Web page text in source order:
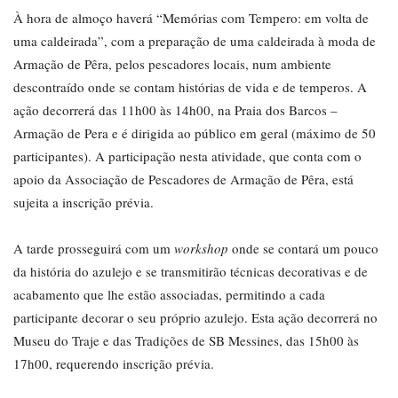
À hora de almoço haverá “Memórias com Tempero: em volta de
uma caldeirada”, com a preparação de uma caldeirada à moda de
Armação de Pêra, pelos pescadores locais, num ambiente
descontraído onde se contam histórias de vida e de temperos. A
ação decorrerá das 11h00 às 14h00, na Praia dos Barcos –
Armação de Pera e é dirigida ao público em geral (máximo de 50
participantes). A participação nesta atividade, que conta com o
apoio da Associação de Pescadores de Armação de Pêra, está
sujeita a inscrição prévia.
A tarde prosseguirá com um workshop onde se contará um pouco
da história do azulejo e se transmitirão técnicas decorativas e de
acabamento que lhe estão associadas, permitindo a cada
participante decorar o seu próprio azulejo. Esta ação decorrerá no
Museu do Traje e das Tradições de SB Messines, das 15h00 às
17h00, requerendo inscrição prévia.